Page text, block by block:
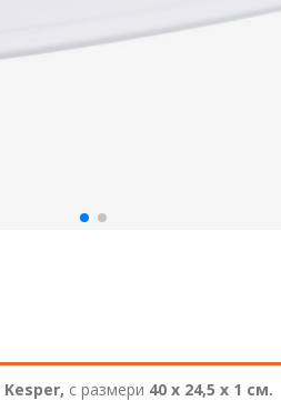
Kesper, с размери 40 x 24,5 x 1 см.